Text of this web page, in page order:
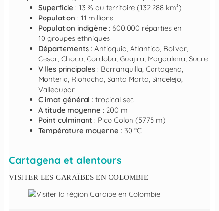
Superficie : 13 % du territoire (132 288 km²)
Population : 11 millions
Population indigène : 600.000 réparties en
10 groupes ethniques
Départements : Antioquia, Atlantico, Bolivar,
Cesar, Choco, Cordoba, Guajira, Magdalena, Sucre
Villes principales : Barranquilla, Cartagena,
Monteria, Riohacha, Santa Marta, Sincelejo,
Valledupar
Climat général : tropical sec
Altitude moyenne : 200 m
Point culminant : Pico Colon (5775 m)
Température moyenne : 30 °C
Cartagena et alentours
VISITER LES CARAÏBES EN COLOMBIE